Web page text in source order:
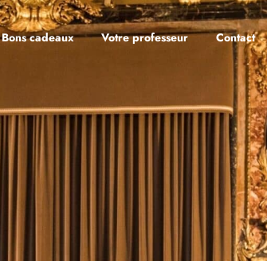
Bons cadeaux Votre professeur Contact